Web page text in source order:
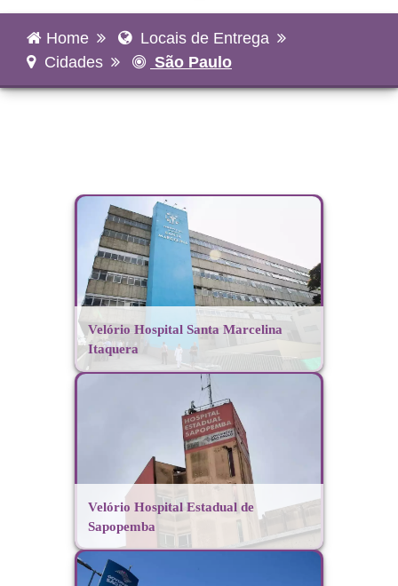
Home
Locais de Entrega
Cidades
São Paulo
Velório Hospital Santa Marcelina
Itaquera
Velório Hospital Estadual de
Sapopemba